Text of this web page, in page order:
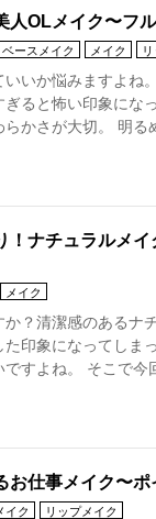
人OLメイク〜フ
ベースメイク メイク
いか悩みますよね
ると怖い印象にな
かさが大切。 明る
！ナチュラルメ
メイク
？清潔感のあるナ
印象になってしま
すよね。 そこで今
お仕事メイク〜
イク リップメイク